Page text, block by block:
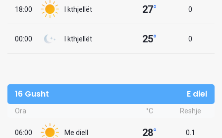
18:00 I kthjellët 27° 0
00:00 I kthjellët 25° 0
16 Gusht E diel
Ora °C Reshje
06:00 Me diell 28° 0.1